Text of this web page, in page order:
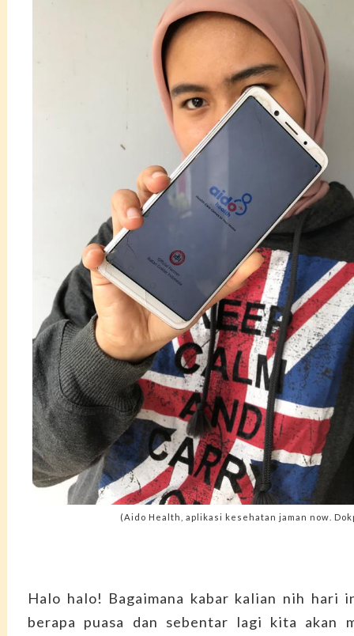
(Aido Health, aplikasi kesehatan jaman now.
Halo halo! Bagaimana kabar kalian nih hari
berapa puasa dan sebentar lagi kita akan